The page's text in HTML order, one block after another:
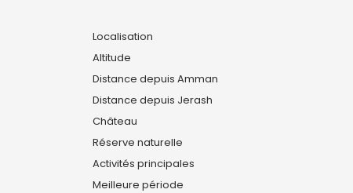
Localisation
Altitude
Distance depuis Amman
Distance depuis Jerash
Château
Réserve naturelle
Activités principales
Meilleure période